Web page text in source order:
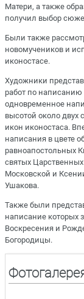
Матери, а также
получил выбор
Были также
новомучеников и
иконостасе.
Художники
работ по
одновременное
высотой около двух
икон иконостаса.
написания в цвете
равноапостольных
святых
Московской и
Ушакова.
Также были
написание которых
Воскресения и
Богородицы.